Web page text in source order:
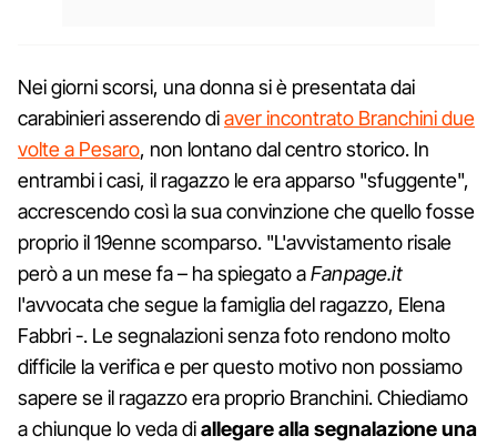
Nei giorni scorsi, una donna si è presentata dai
carabinieri asserendo diaver incontrato Branchini due
volte a Pesaro, non lontano dal centro storico. In
entrambi i casi, il ragazzo le era apparso "sfuggente",
accrescendo così la sua convinzione che quello fosse
proprio il 19enne scomparso. "L'avvistamento risale
però a un mese fa – ha spiegato aFanpage.it
l'avvocata che segue la famiglia del ragazzo, Elena
Fabbri -. Le segnalazioni senza foto rendono molto
difficile la verifica e per questo motivo non possiamo
sapere se il ragazzo era proprio Branchini. Chiediamo
a chiunque lo veda diallegare alla segnalazione una